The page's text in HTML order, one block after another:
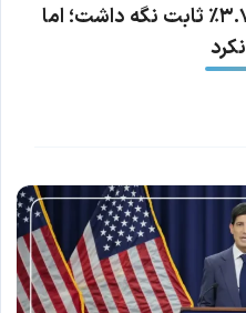
فدرال رزرو نرخ بهره را در ۳.۷۵٪ ثابت نگه داشت؛ اما